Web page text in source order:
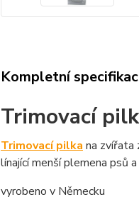
Kompletní
Trimovací
Trimovací pilka na zvířata
línající menší plemena psů
vyrobeno v Německu